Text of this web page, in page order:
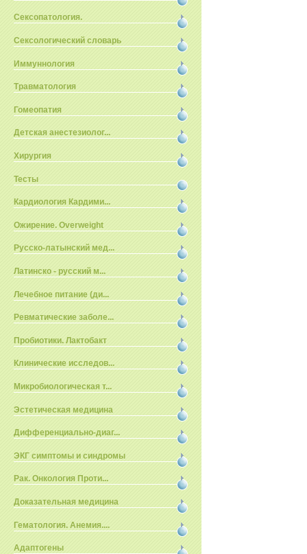
Сексопатология.
Сексологический словарь
Иммуннология
Травматология
Гомеопатия
Детская анестезиолог...
Хирургия
Тесты
Кардиология Кардими...
Ожирение. Overweight
Русско-латынский мед...
Латинско - русский м...
Лечебное питание (ди...
Ревматические заболе...
Пробиотики. Лактобакт
Клинические исследов...
Микробиологическая т...
Эстетическая медицина
Дифференциально-диаг...
ЭКГ симптомы и синдромы
Рак. Онкология Проти...
Доказательная медицина
Гематология. Анемия....
Адаптогены